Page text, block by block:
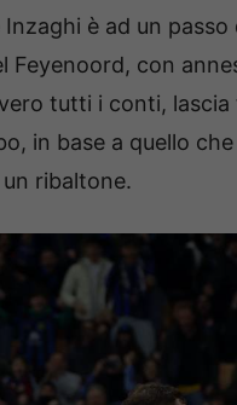
Inzaghi è ad un
Feyenoord, con
tutti i conti,
in base a quello
ribaltone.